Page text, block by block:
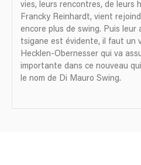
vies, leurs rencontres, de leurs
Francky Reinhardt, vient
encore plus de swing. Puis leur
tsigane est évidente, il faut un
Hecklen-Obernesser qui va
importante dans ce nouveau
le nom de Di Mauro Swing.